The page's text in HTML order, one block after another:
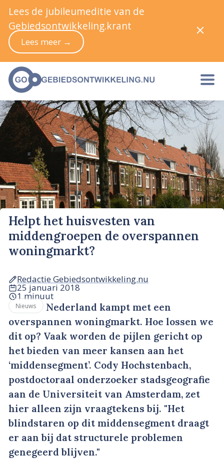
Helpt het huisvesten van
middengroepen de overspannen
woningmarkt?
Redactie Gebiedsontwikkeling.nu
25 januari 2018
1 minuut
Nieuws
Nederland kampt met een
overspannen woningmarkt. Hoe lossen we
dit op? Vaak worden de pijlen gericht op
het bieden van meer kansen aan het
‘middensegment’. Cody Hochstenbach,
postdoctoraal onderzoeker stadsgeografie
aan de Universiteit van Amsterdam, zet
hier alleen zijn vraagtekens bij. "Het
blindstaren op dit middensegment draagt
er aan bij dat structurele problemen
genegeerd blijven."
Lees de jubileumeditie van de
Gebiedsontwikkeling.krant
Lees meer →